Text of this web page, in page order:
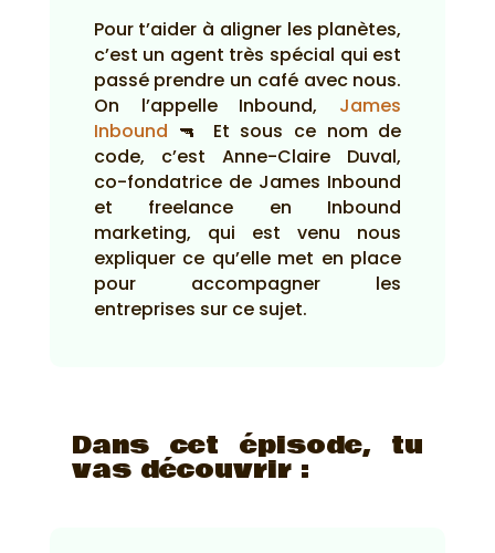
Pour t’aider à aligner les planètes,
c’est un agent très spécial qui est
passé prendre un café avec nous.
On l’appelle Inbound, James
Inbound 🔫 Et sous ce nom de
code, c’est Anne-Claire Duval,
co-fondatrice de James Inbound
et freelance en Inbound
marketing, qui est venu nous
expliquer ce qu’elle met en place
pour accompagner les
entreprises sur ce sujet.
Dans cet épisode, tu
vas découvrir :